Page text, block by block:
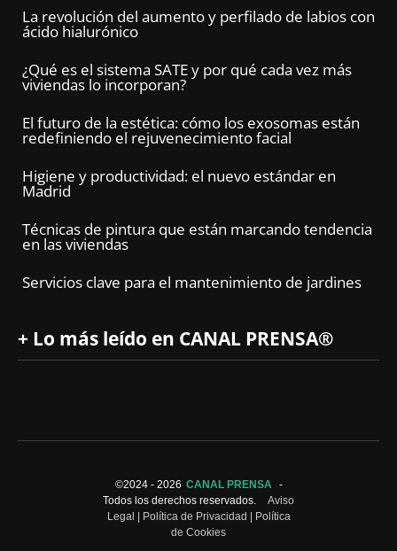
La revolución del aumento y perfilado de labios con
ácido hialurónico
¿Qué es el sistema SATE y por qué cada vez más
viviendas lo incorporan?
El futuro de la estética: cómo los exosomas están
redefiniendo el rejuvenecimiento facial
Higiene y productividad: el nuevo estándar en
Madrid
Técnicas de pintura que están marcando tendencia
en las viviendas
Servicios clave para el mantenimiento de jardines
+ Lo más leído en CANAL PRENSA®
©2024 - 2026 CANAL PRENSA
-
Todos los derechos reservados.
Aviso
Legal
Política de Privacidad
Política
de Cookies